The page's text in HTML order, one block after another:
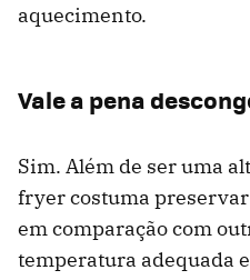
aquecimento.
Vale a pena
Sim. Além de ser uma
fryer costuma
em comparação com
temperatura adequada